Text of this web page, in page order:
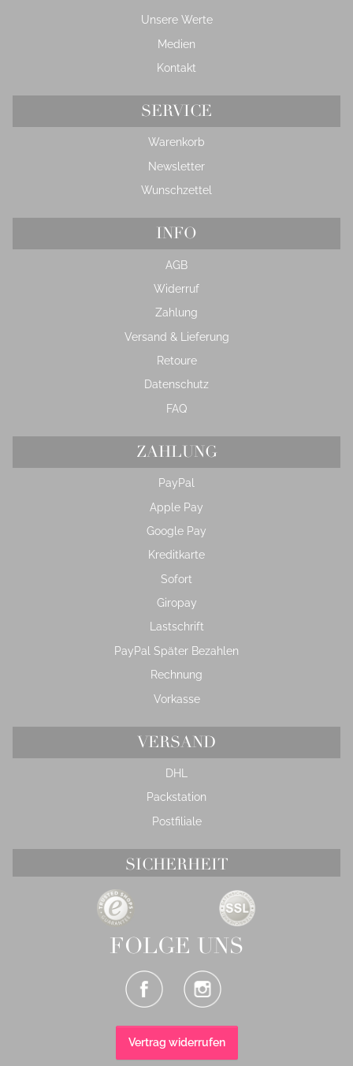
Unsere Werte
Medien
Kontakt
SERVICE
Warenkorb
Newsletter
Wunschzettel
INFO
AGB
Widerruf
Zahlung
Versand & Lieferung
Retoure
Datenschutz
FAQ
ZAHLUNG
PayPal
Apple Pay
Google Pay
Kreditkarte
Sofort
Giropay
Lastschrift
PayPal Später Bezahlen
Rechnung
Vorkasse
VERSAND
DHL
Packstation
Postfiliale
SICHERHEIT
FOLGE UNS
Vertrag widerrufen